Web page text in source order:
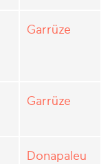
Garrüze
Garrüze
Donapaleu